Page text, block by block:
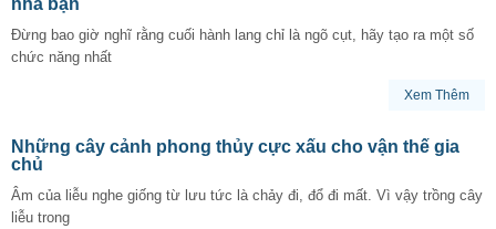
nhà bạn
Đừng bao giờ nghĩ rằng cuối hành lang chỉ là ngõ cụt, hãy tạo ra một số
chức năng nhất
Xem Thêm
Những cây cảnh phong thủy cực xấu cho vận thế gia
chủ
Âm của liễu nghe giống từ lưu tức là chảy đi, đổ đi mất. Vì vậy trồng cây
liễu trong